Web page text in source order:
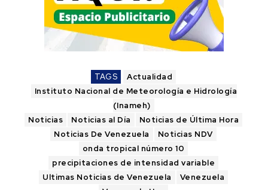
TAGS
Actualidad
Instituto Nacional de Meteorología e Hidrología
(Inameh)
Noticias
Noticias al Día
Noticias de Última Hora
Noticias De Venezuela
Noticias NDV
onda tropical número 10
precipitaciones de intensidad variable
Ultimas Noticias de Venezuela
Venezuela